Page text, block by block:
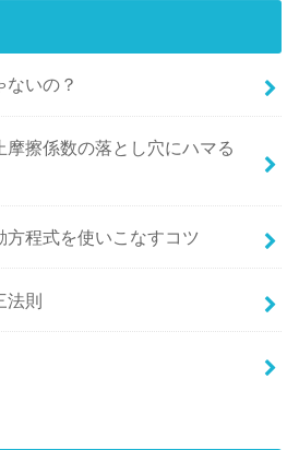
ないの？
摩擦係数の落とし穴にハマる
程式を使いこなすコツ
法則